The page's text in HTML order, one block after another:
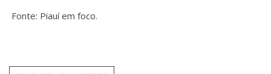
Fonte: Piauí em foco.